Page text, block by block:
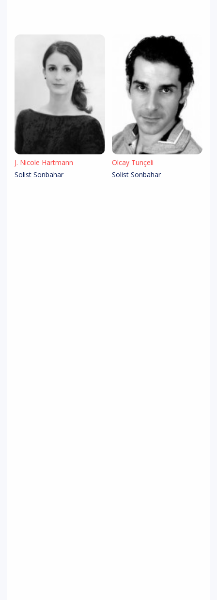
J. Nicole Hartmann
Solist Sonbahar
Olcay Tunçeli
Solist Sonbahar